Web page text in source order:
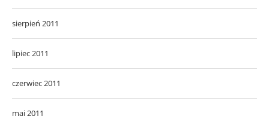
sierpień 2011
lipiec 2011
czerwiec 2011
maj 2011